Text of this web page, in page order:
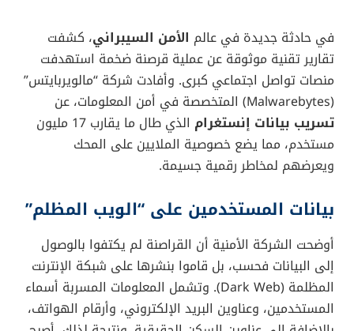
في حادثة جديدة في عالم الأمن السيبراني، كشفت
تقارير تقنية موثوقة عن عملية قرصنة ضخمة استهدفت
منصات تواصل اجتماعي كبرى. وأفادت شركة “مالويربايتس”
(Malwarebytes) المتخصصة في أمن المعلومات، عن
تسريب بيانات إنستغرام
الذي طال ما يقارب 17 مليون
مستخدم، مما يضع خصوصية الملايين على المحك
ويعرضهم لمخاطر رقمية جسيمة.
بيانات المستخدمين على “الويب المظلم”
أوضحت الشركة الأمنية أن القراصنة لم يكتفوا بالوصول
إلى البيانات فحسب، بل قاموا بنشرها على شبكة الإنترنت
المظلمة (Dark Web). وتشمل المعلومات المسربة أسماء
المستخدمين، وعناوين البريد الإلكتروني، وأرقام الهواتف،